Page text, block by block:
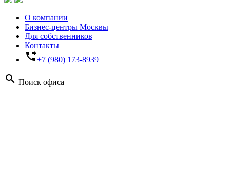
О компании
Бизнес-центры Москвы
Для собственников
Контакты
phone_forwarded+7 (980) 173-8939
search Поиск офиса